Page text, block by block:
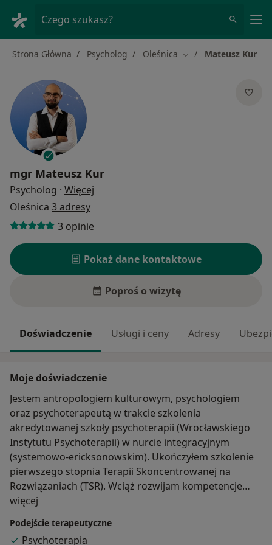
Czego szukasz?
Strona Główna Psycholog Oleśnica Zmień miasto
Mateusz Kur
mgr Mateusz Kur
Psycholog · Więcej
Oleśnica 3 adresy
3 opinie
Pokaż dane kontaktowe
Poproś o wizytę
Doświadczenie Usługi i ceny Adresy
Moje doświadczenie
Jestem antropologiem kulturowym, psychologiem
oraz psychoterapeutą w trakcie szkolenia
akredytowanej szkoły psychoterapii (Wrocławskiego
Instytutu Psychoterapii) w nurcie integracyjnym
(systemowo-ericksonowskim). Ukończyłem szkolenie
pierwszego stopnia Terapii Skoncentrowanej na
Rozwiązaniach (TSR). Wciąż rozwijam kompetencje
zawodowe zarówno w ramach pracy własnej jak i
szkoleń czy warsztatów. Posiadam kilkuletnie
doświadczenie w pracy indywidualnej oraz grupowej w
więcej
Podejście terapeutyczne
Psychoterapia